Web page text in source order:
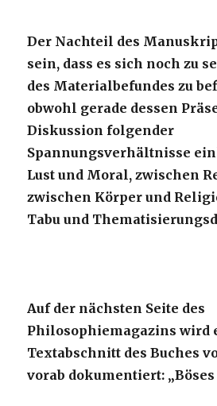
Der Nachteil des
sein, dass es sich noch zu
des Materialbefundes zu
obwohl gerade dessen
Diskussion folgender
Spannungsverhältnisse
Lust und Moral, zwischen
zwischen Körper und
Tabu und
Auf der nächsten Seite des
Philosophiemagazins wird
Textabschnitt des Buches
vorab dokumentiert: „Böses